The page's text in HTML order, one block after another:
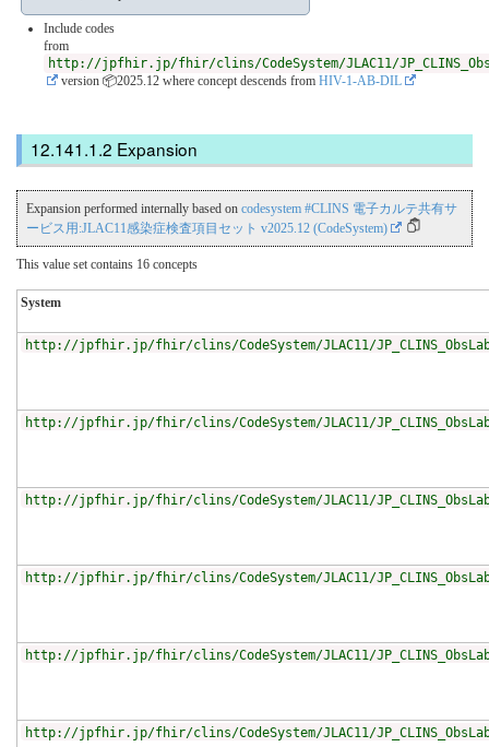
Include codes
from
http://jpfhir.jp/fhir/clins/CodeSystem/JLAC11/
version 📦2025.12 where concept descends from HIV-1-AB-DIL
Expansion
Expansion performed internally based on codesystem #CLINS 電子カルテ共有サ
ービス用:JLAC11感染症検査項目セット v2025.12 (CodeSystem)
This value set contains 16 concepts
System
http://jpfhir.jp/fhir/clins/CodeSystem/JLAC11/
http://jpfhir.jp/fhir/clins/CodeSystem/JLAC11/
http://jpfhir.jp/fhir/clins/CodeSystem/JLAC11/
http://jpfhir.jp/fhir/clins/CodeSystem/JLAC11/
http://jpfhir.jp/fhir/clins/CodeSystem/JLAC11/
http://jpfhir.jp/fhir/clins/CodeSystem/JLAC11/